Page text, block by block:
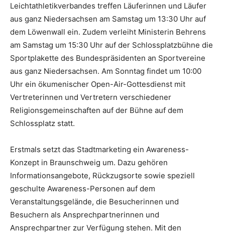
Leichtathletikverbandes treffen Läuferinnen und Läufer
aus ganz Niedersachsen am Samstag um 13:30 Uhr auf
dem Löwenwall ein. Zudem verleiht Ministerin Behrens
am Samstag um 15:30 Uhr auf der Schlossplatzbühne die
Sportplakette des Bundespräsidenten an Sportvereine
aus ganz Niedersachsen. Am Sonntag findet um 10:00
Uhr ein ökumenischer Open-Air-Gottesdienst mit
Vertreterinnen und Vertretern verschiedener
Religionsgemeinschaften auf der Bühne auf dem
Schlossplatz statt.
Erstmals setzt das Stadtmarketing ein Awareness-
Konzept in Braunschweig um. Dazu gehören
Informationsangebote, Rückzugsorte sowie speziell
geschulte Awareness-Personen auf dem
Veranstaltungsgelände, die Besucherinnen und
Besuchern als Ansprechpartnerinnen und
Ansprechpartner zur Verfügung stehen. Mit den